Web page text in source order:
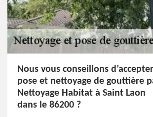
Nous vous conseillons d’accepter
pose et nettoyage de gouttière
Nettoyage Habitat à Saint Laon
dans le 86200 ?